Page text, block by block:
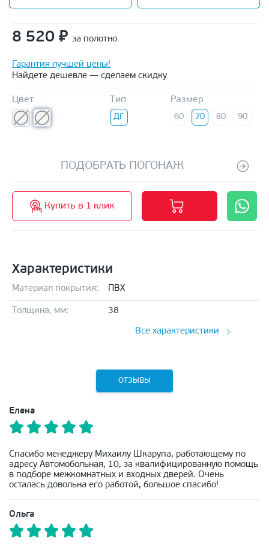
8 520 ₽ за полотно
Гарантия лучшей цены!
Найдете дешевле — сделаем скидку
Цвет Тип
ДГ
Размер
60 70 80 90
ПОДОБРАТЬ ПОГОНАЖ
Купить в 1 клик
Характеристики
Материал покрытия: ПВХ
Толщина, мм: 38
Все характеристики
ОТЗЫВЫ
Елена
Спасибо менеджеру Михаилу Шкарупа, работающему по
адресу Автомобольная, 10, за квалифицированную помощь
в подборе межкомнатных и входных дверей. Очень
осталась довольна его работой, большое спасибо!
Ольга